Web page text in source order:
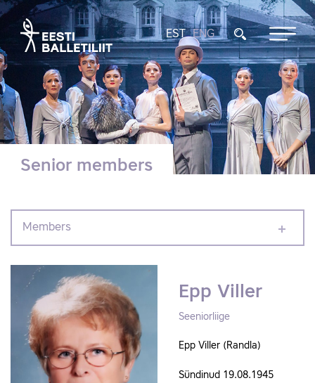
EST ENG
Senior members
Members
Epp Viller
Seeniorliige
Epp Viller (Randla)
Sündinud 19.08.1945